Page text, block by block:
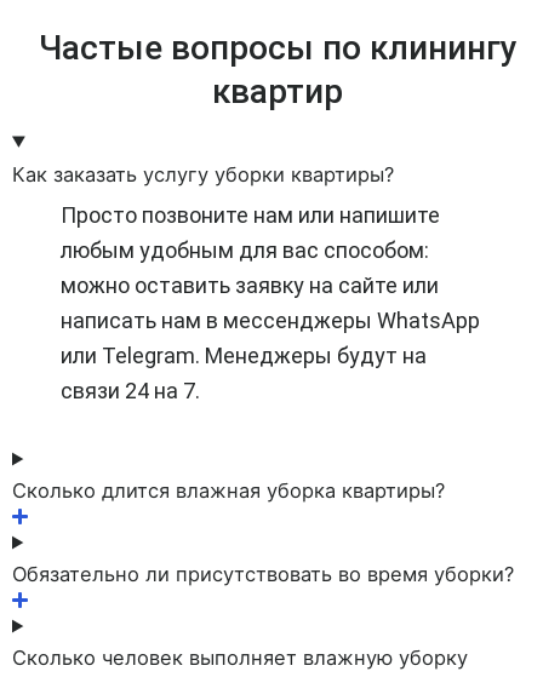
Частые вопросы по клинингу
квартир
Как заказать услугу уборки квартиры?
Просто позвоните нам или напишите
любым удобным для вас способом:
можно оставить заявку на сайте или
написать нам в мессенджеры WhatsApp
или Telegram. Менеджеры будут на
связи 24 на 7.
Сколько длится влажная уборка квартиры?
Обязательно ли присутствовать во время уборки?
Сколько человек выполняет влажную уборку